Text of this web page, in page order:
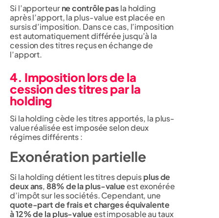
Si l’apporteurne contrôle pasla holding
après l’apport, la plus-value est placée en
sursis d’imposition. Dans ce cas, l’imposition
est automatiquement différée jusqu’à la
cession des titres reçus en échange de
l’apport.
4. Imposition lors de la
cession des titres par la
holding
Si la holding cède les titres apportés, la plus-
value réalisée est imposée selon deux
régimes différents :
Exonération partielle
Si la holding détient les titres depuisplus de
deux ans,88% de la plus-valueest exonérée
d’impôt sur les sociétés. Cependant, une
quote-part de frais et charges équivalente
à 12% de la plus-valueest imposable au taux